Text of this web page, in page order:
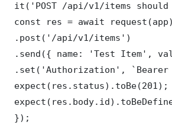
it('POST /api/v1/items
const res = await request(app)
.post('/api/v1/items')
.send({ name: 'Test Item',
.set('Authorization',
expect(res.status).toBe(201);
});